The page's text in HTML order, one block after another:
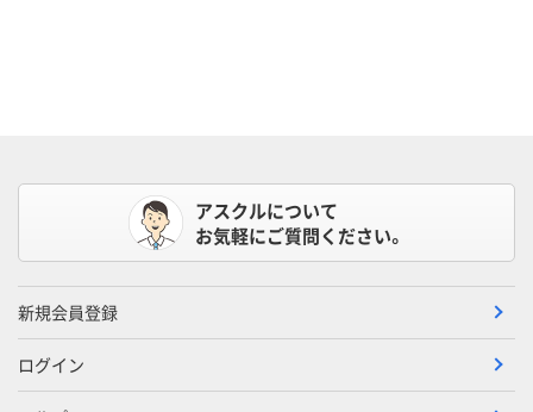
アスクルについて
お気軽にご質問ください。
新規会員登録
ログイン